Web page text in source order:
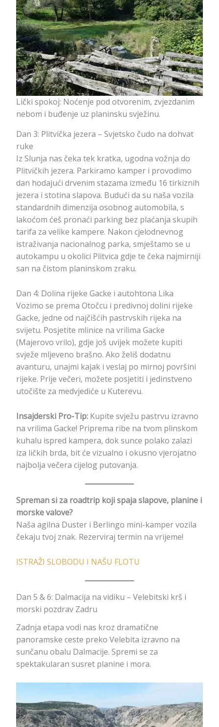
Lički spokoj: Noćenje pod otvorenim, zvjezdanim
nebom i buđenje uz planinsku svježinu.
Dan 3: Plitvička jezera – Svjetsko čudo na dohvat
ruke
Iz Slunja nas čeka tek kratka, ugodna vožnja do
Plitvičkih jezera. Parkiramo kamper i provodimo
dan hodajući drvenim stazama između 16 tirkiznih
jezera i stotina slapova. Budući da su naša vozila
standardnih dimenzija osobnog automobila, s
lakoćom ćeš pronaći parking bez plaćanja skupih
tarifa za velike kampere. Nakon cjelodnevnog
istraživanja nacionalnog parka, smještamo se u
autokampu u okolici Plitvica gdje te čeka najmirniji
san na čistom planinskom zraku.
Dan 4: Dolina rijeke Gacke i autohtona Lika
Vozimo se prema Otočcu i predivnoj dolini rijeke
Gacke, jedne od najčišćih pastrvskih rijeka na
svijetu. Posjetite mlinice na vrilima Gacke
(Majerovo vrilo), gdje još uvijek možete kupiti
svježe mljeveno brašno. Ako želiš dodatnu
avanturu, unajmi kajak i veslaj po mirnoj površini
rijeke. Prije večeri, možete posjetiti i jedinstveno
utočište za medvjediće u Kuterevu.
Insajderski Pro-Tip:Kupite svježu pastrvu izravno
na vrilima Gacke! Priprema ribe na tvom plinskom
kuhalu ispred kampera, dok sunce polako zalazi
iza ličkih brda, bit će vizualno i okusno vjerojatno
najbolja večera cijelog putovanja.
Spreman si za roadtrip koji spaja slapove, planine i
morske valove?
Naša agilna Duster i Berlingo mini-kamper vozila
čekaju tvoj znak. Rezerviraj termin na vrijeme!
ISTRAŽI SLOBODU I NAŠU FLOTU
Dan 5 & 6: Dalmacija na vidiku – Velebitski krš i
morski pozdrav Zadru
Zadnja etapa vodi nas kroz dramatične
panoramske ceste preko Velebita izravno na
sunčanu obalu Dalmacije. Spremi se za
spektakularan susret planine i mora.